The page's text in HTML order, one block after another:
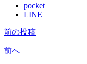
pocket
LINE
前の投稿
前へ